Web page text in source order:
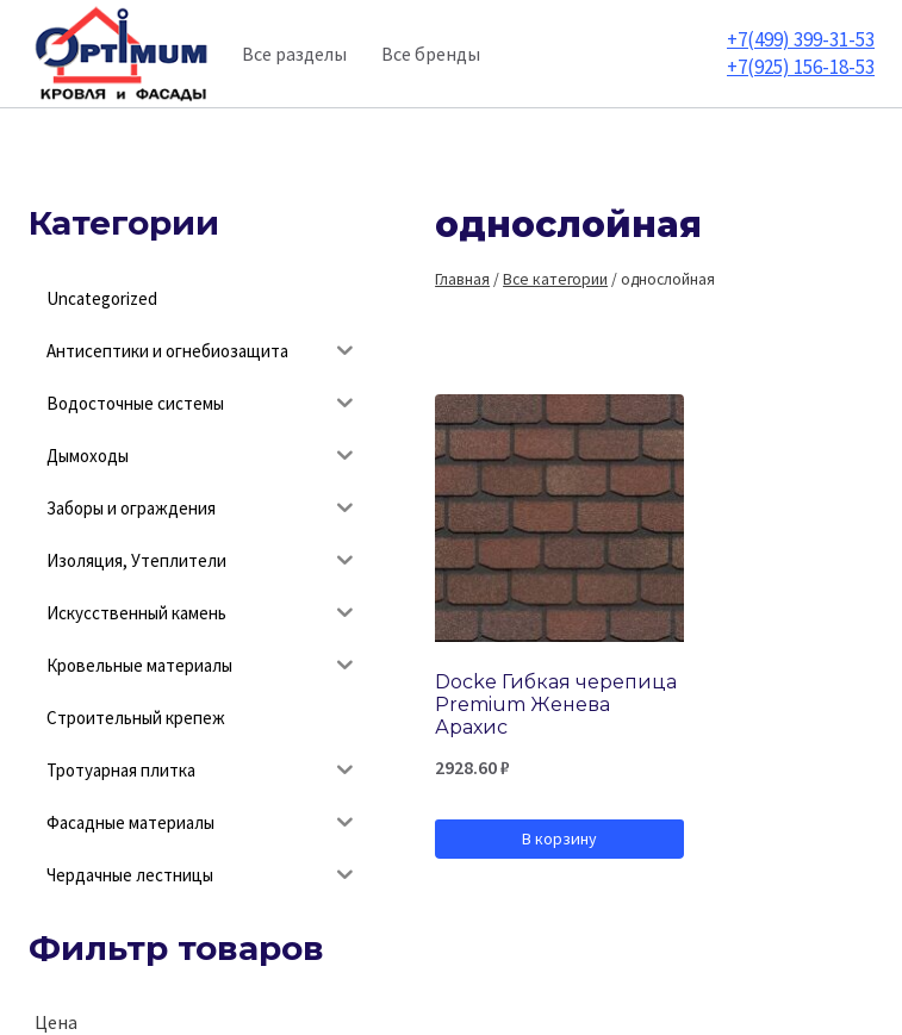
содержимому
Все разделы Все бренды
+7(499) 399-31-53
+7(925) 156-18-53
однослойная
Главная /Все категории /однослойная
Docke Гибкая черепица
Premium Женева
Арахис
2928.60₽
В корзину
Категории
Uncategorized
Антисептики и огнебиозащита
Водосточные системы
Дымоходы
Заборы и ограждения
Изоляция, Утеплители
Искусственный камень
Кровельные материалы
Строительный крепеж
Тротуарная плитка
Фасадные материалы
Чердачные лестницы
Фильтр товаров
Цена